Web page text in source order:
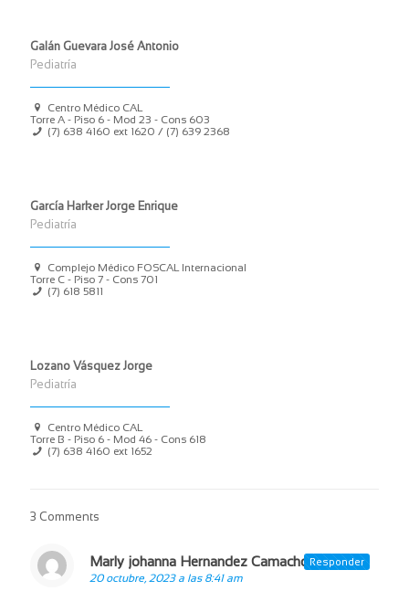
Galán Guevara José Antonio
Pediatría
Centro Médico CAL
Torre A - Piso 6 - Mod 23 - Cons 603
(7) 638 4160 ext 1620 / (7) 639 2368
García Harker Jorge Enrique
Pediatría
Complejo Médico FOSCAL Internacional
Torre C - Piso 7 - Cons 701
(7) 618 5811
Lozano Vásquez Jorge
Pediatría
Centro Médico CAL
Torre B - Piso 6 - Mod 46 - Cons 618
(7) 638 4160 ext 1652
3 Comments
Marly johanna Hernandez Camacho dice:
20 octubre, 2023 a las 8:41 am
Responder